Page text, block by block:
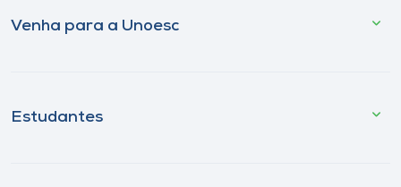
Venha para a Unoesc
Estudantes